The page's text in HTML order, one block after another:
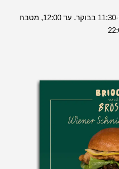
שעות פתיחה: פתוח כל יום מ-11:30 בבוקר. עד 12:00, מטבח